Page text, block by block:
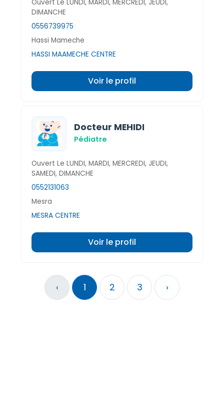
Ouvert Le LUNDI, MARDI, MERCREDI, JEUDI,
DIMANCHE
0556739975
Hassi Mameche
HASSI MAAMECHE CENTRE
Voir le profil
Docteur MEHIDI
Pédiatre
Ouvert Le LUNDI, MARDI, MERCREDI, JEUDI,
SAMEDI, DIMANCHE
0552131063
Mesra
MESRA CENTRE
Voir le profil
‹ 1 2 3 ›